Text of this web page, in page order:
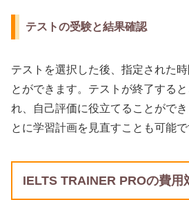
テストの受験と結果確認
テストを選択した後、指定された
とができます。テストが終了する
れ、自己評価に役立てることがで
とに学習計画を見直すことも可能で
IELTS TRAINER PROの費用